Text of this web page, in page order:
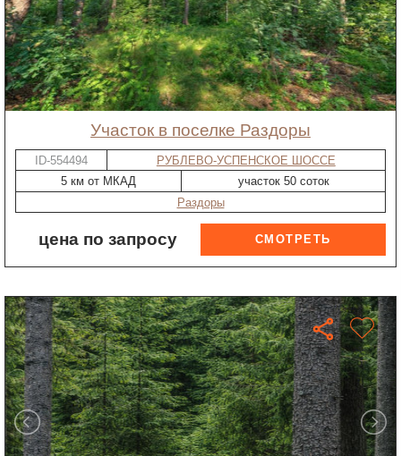
участок в поселке Раздоры
ID-554494
РУБЛЕВО-УСПЕНСКОЕ ШОССЕ
5 км от МКАД
участок 50 соток
Раздоры
цена по запросу